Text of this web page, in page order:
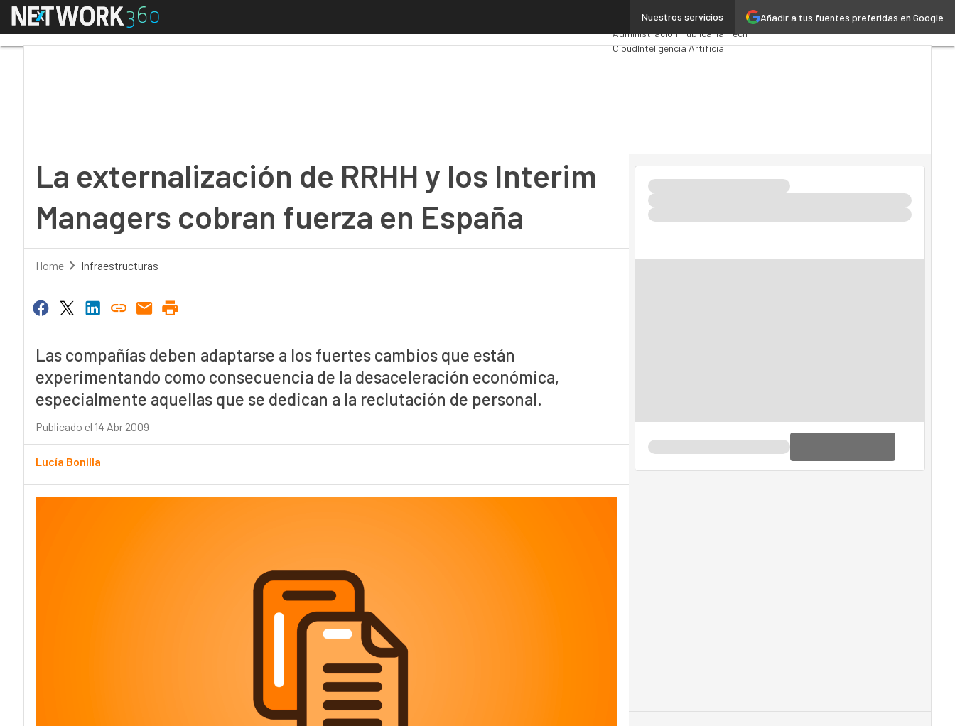
Añadir a tus fuentes preferidas en Google
Nuestros servicios
Menú Premios ComputingAnalytics
Administración PúblicaMarTech
CloudInteligencia Artificial
La externalización de RRHH y los Interim
Managers cobran fuerza en España
Home Infraestructuras
Las compañías deben adaptarse a los fuertes cambios que están
experimentando como consecuencia de la desaceleración económica,
especialmente aquellas que se dedican a la reclutación de personal.
Publicado el 14 Abr 2009
Lucía Bonilla